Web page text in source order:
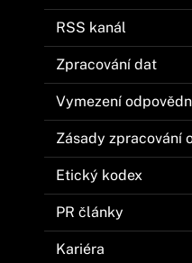
RSS kanál
Zpracování dat
Vymezení
Zásady zpracování
Etický kodex
PR články
Kariéra